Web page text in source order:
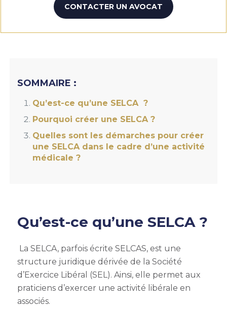
CONTACTER UN AVOCAT
SOMMAIRE :
Qu’est-ce qu’une SELCA ?
Pourquoi créer une SELCA ?
Quelles sont les démarches pour créer
une SELCA dans le cadre d’une activité
médicale ?
Qu’est-ce qu’une SELCA ?
La SELCA, parfois écrite SELCAS, est une
structure juridique dérivée de la Société
d’Exercice Libéral (SEL). Ainsi, elle permet aux
praticiens d’exercer une activité libérale en
associés.